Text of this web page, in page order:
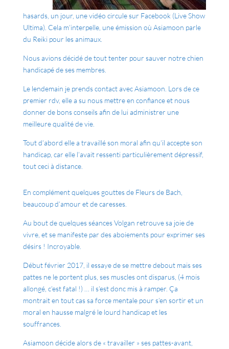
hasards, un jour, une vidéo circule sur Facebook (Live Show
Ultima). Cela m’interpelle, une émission où Asiamoon parle
du Reiki pour les animaux.
Nous avions décidé de tout tenter pour sauver notre chien
handicapé de ses membres.
Le lendemain je prends contact avec Asiamoon. Lors de ce
premier rdv, elle a su nous mettre en confiance et nous
donner de bons conseils afin de lui administrer une
meilleure qualité de vie.
Tout d’abord elle a travaillé son moral afin qu’il accepte son
handicap, car elle l’avait ressenti particulièrement dépressif,
tout ceci à distance.
En complément quelques gouttes de Fleurs de Bach,
beaucoup d’amour et de caresses.
Au bout de quelques séances Volgan retrouve sa joie de
vivre, et se manifeste par des aboiements pour exprimer ses
désirs ! Incroyable.
Début février 2017, il essaye de se mettre debout mais ses
pattes ne le portent plus, ses muscles ont disparus, (4 mois
allongé, c’est fatal !) … il s’est donc mis à ramper. Ça
montrait en tout cas sa force mentale pour s’en sortir et un
moral en hausse malgré le lourd handicap et les
souffrances.
Asiamoon décide alors de « travailler » ses pattes-avant,